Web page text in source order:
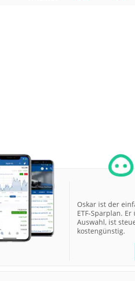
Oskar ist der
ETF-Sparplan.
Auswahl, ist
kostengünstig.